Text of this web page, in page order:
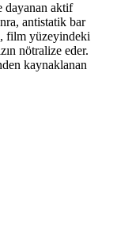
dayanan aktif
antistatik bar
film yüzeyindeki
nötralize eder.
kaynaklanan